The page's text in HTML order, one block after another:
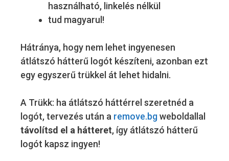
használható, linkelés nélkül
tud magyarul!
Hátránya, hogy nem lehet ingyenesen
átlátszó hátterű logót készíteni, azonban ezt
egy egyszerű trükkel át lehet hidalni.
A Trükk: ha átlátszó háttérrel szeretnéd a
logót, tervezés után a remove.bgweboldallal
távolítsd el a hátteret, így átlátszó hátterű
logót kapsz ingyen!